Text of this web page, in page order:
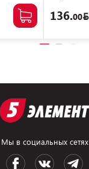
136.00
Мы в социальных сетях